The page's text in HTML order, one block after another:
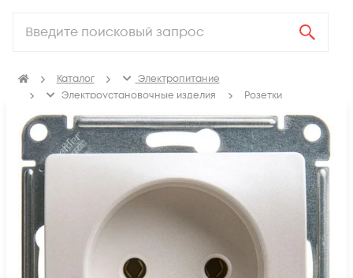
Каталог
Электропитание
Электроустановочные изделия
Розетки